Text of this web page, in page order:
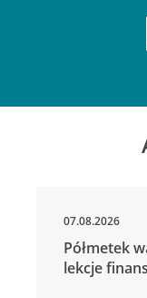
07.08.2026
Półmetek
lekcje